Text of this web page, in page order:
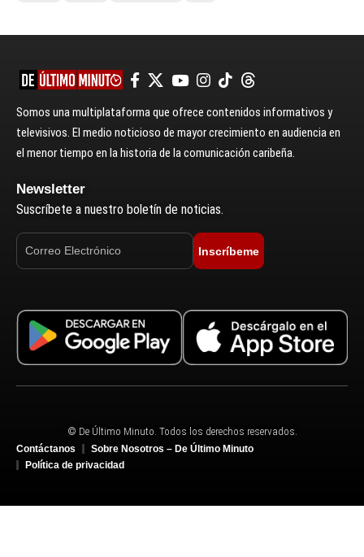
Somos una multiplataforma que ofrece contenidos informativos y
televisivos. El medio noticioso de mayor crecimiento en audiencia en
el menor tiempo en la historia de la comunicación caribeña.
Newsletter
Suscríbete a nuestro boletín de noticias.
Inscríbeme
© De Último Minuto. Todos los derechos reservados.
Contáctanos
Sobre Nosotros – De Último Minuto
Política de privacidad